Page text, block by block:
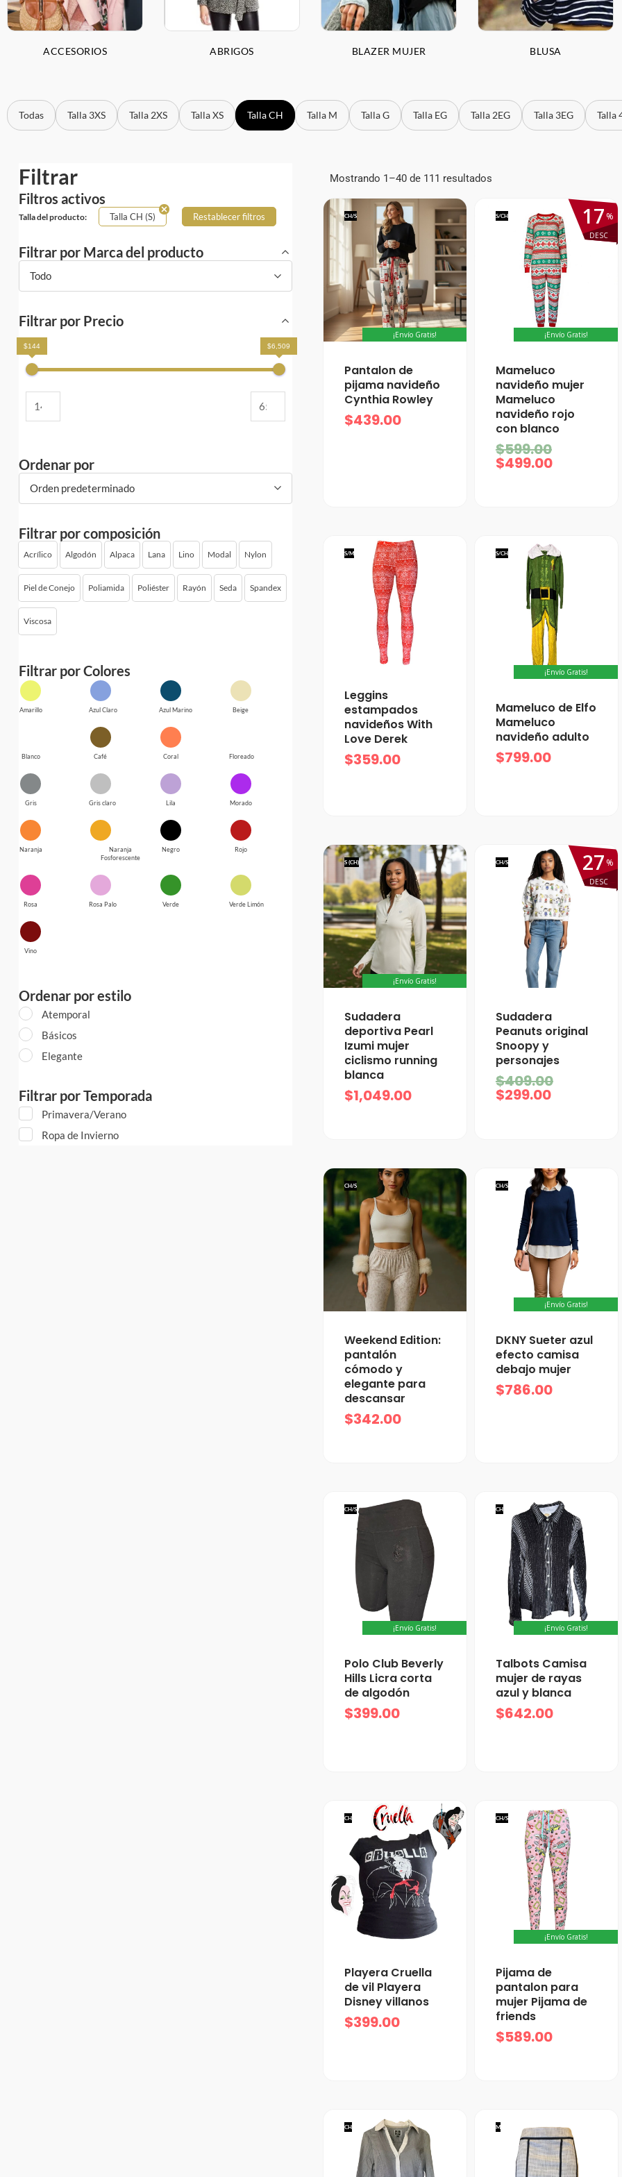
ACCESORIOS ABRIGOS BLAZER MUJER BLUSA
Todas Talla 3XS Talla 2XS Talla XS Talla CH Talla M Talla G Talla EG Talla 2EG Talla 3EG Talla
Filtrar
Filtros activos
Talla del producto: Talla CH (S) Restablecer filtros
Filtrar por Marca del producto
Todo
Filtrar por Precio
$144 $6,509
Ordenar por
Orden predeterminado
Filtrar por composición
Acrílico Algodón Alpaca Lana Lino Modal Nylon
Piel de Conejo Poliamida Poliéster Rayón Seda Spandex
Viscosa
Filtrar por Colores
Amarillo Azul Claro Azul Marino Beige
Blanco Café Coral Floreado
Gris Gris claro Lila Morado
Naranja
Naranja
Fosforescente
Negro Rojo
Rosa Rosa Palo Verde Verde Limón
Vino
Ordenar por estilo
Atemporal
Básicos
Elegante
Filtrar por Temporada
Primavera/Verano
Ropa de Invierno
Mostrando 1–40 de 111 resultados
CH/S
¡Envío Gratis!
Pantalon de
pijama navideño
Cynthia Rowley
$439.00
S/CH %
DESC
17
¡Envío Gratis!
Mameluco
navideño mujer
Mameluco
navideño rojo
con blanco
$599.00
precio
original
era:
$599.00.
$499.00
El
precio
actual
es:
$499.00.
S/M
Leggins
estampados
navideños With
Love Derek
$359.00
S/CH
¡Envío Gratis!
Mameluco de Elfo
Mameluco
navideño adulto
$799.00
S (CH)
¡Envío Gratis!
Sudadera
deportiva Pearl
Izumi mujer
ciclismo running
blanca
$1,049.00
CH/S %
DESC
27
Sudadera
Peanuts original
Snoopy y
personajes
$409.00
precio
original
era:
$409.00.
$299.00
El
precio
actual
es:
$299.00.
CH/S
Weekend Edition:
pantalón
cómodo y
elegante para
descansar
$342.00
CH/S
¡Envío Gratis!
DKNY Sueter azul
efecto camisa
debajo mujer
$786.00
CH/S
¡Envío Gratis!
Polo Club Beverly
Hills Licra corta
de algodón
$399.00
CH
¡Envío Gratis!
Talbots Camisa
mujer de rayas
azul y blanca
$642.00
CH
Playera Cruella
de vil Playera
Disney villanos
$399.00
CH/S
¡Envío Gratis!
Pijama de
pantalon para
mujer Pijama de
friends
$589.00
CH M